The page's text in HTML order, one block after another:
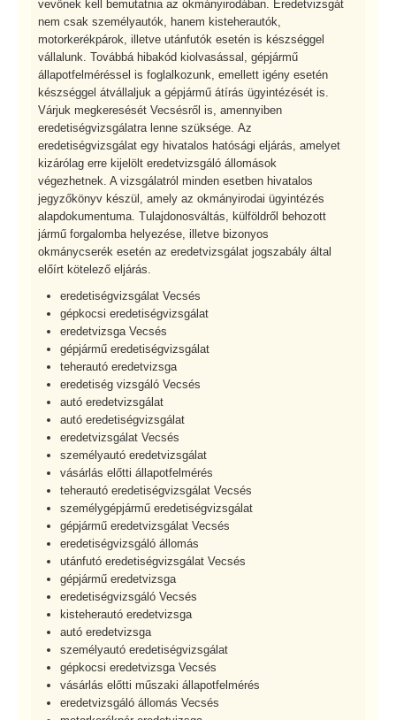
vevőnek kell bemutatnia az okmányirodában. Eredetvizsgát
nem csak személyautók, hanem kisteherautók,
motorkerékpárok, illetve utánfutók esetén is készséggel
vállalunk. Továbbá hibakód kiolvasással, gépjármű
állapotfelméréssel is foglalkozunk, emellett igény esetén
készséggel átvállaljuk a gépjármű átírás ügyintézését is.
Várjuk megkeresését Vecsésről is, amennyiben
eredetiségvizsgálatra lenne szüksége. Az
eredetiségvizsgálat egy hivatalos hatósági eljárás, amelyet
kizárólag erre kijelölt eredetvizsgáló állomások
végezhetnek. A vizsgálatról minden esetben hivatalos
jegyzőkönyv készül, amely az okmányirodai ügyintézés
alapdokumentuma. Tulajdonosváltás, külföldről behozott
jármű forgalomba helyezése, illetve bizonyos
okmánycserék esetén az eredetvizsgálat jogszabály által
előírt kötelező eljárás.
eredetiségvizsgálat Vecsés
gépkocsi eredetiségvizsgálat
eredetvizsga Vecsés
gépjármű eredetiségvizsgálat
teherautó eredetvizsga
eredetiség vizsgáló Vecsés
autó eredetvizsgálat
autó eredetiségvizsgálat
eredetvizsgálat Vecsés
személyautó eredetvizsgálat
vásárlás előtti állapotfelmérés
teherautó eredetiségvizsgálat Vecsés
személygépjármű eredetiségvizsgálat
gépjármű eredetvizsgálat Vecsés
eredetiségvizsgáló állomás
utánfutó eredetiségvizsgálat Vecsés
gépjármű eredetvizsga
eredetiségvizsgáló Vecsés
kisteherautó eredetvizsga
autó eredetvizsga
személyautó eredetiségvizsgálat
gépkocsi eredetvizsga Vecsés
vásárlás előtti műszaki állapotfelmérés
eredetvizsgáló állomás Vecsés